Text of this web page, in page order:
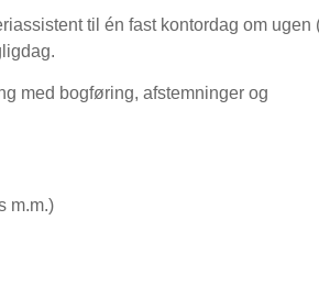
til én fast kontordag om ugen
med bogføring, afstemninger og
m.m.)